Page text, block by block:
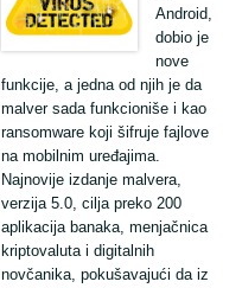
Android,
dobio je
nove
funkcije, a jedna od njih je da
malver sada funkcioniše i kao
ransomware koji šifruje fajlove
na mobilnim uređajima.
Najnovije izdanje malvera,
verzija 5.0, cilja preko 200
aplikacija banaka, menjačnica
kriptovaluta i digitalnih
novčanika, pokušavajući da iz